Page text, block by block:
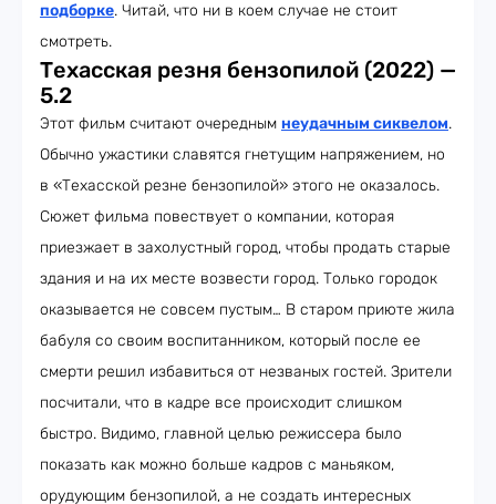
подборке. Читай, что ни в коем случае не стоит
смотреть.
Техасская резня бензопилой (2022) —
5.2
Этот фильм считают очередным неудачным сиквелом.
Обычно ужастики славятся гнетущим напряжением, но
в «Техасской резне бензопилой» этого не оказалось.
Сюжет фильма повествует о компании, которая
приезжает в захолустный город, чтобы продать старые
здания и на их месте возвести город. Только городок
оказывается не совсем пустым… В старом приюте жила
бабуля со своим воспитанником, который после ее
смерти решил избавиться от незваных гостей. Зрители
посчитали, что в кадре все происходит слишком
быстро. Видимо, главной целью режиссера было
показать как можно больше кадров с маньяком,
орудующим бензопилой, а не создать интересных